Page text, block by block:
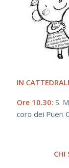
IN
Ore 10.30: S.
coro dei Pueri
CHI